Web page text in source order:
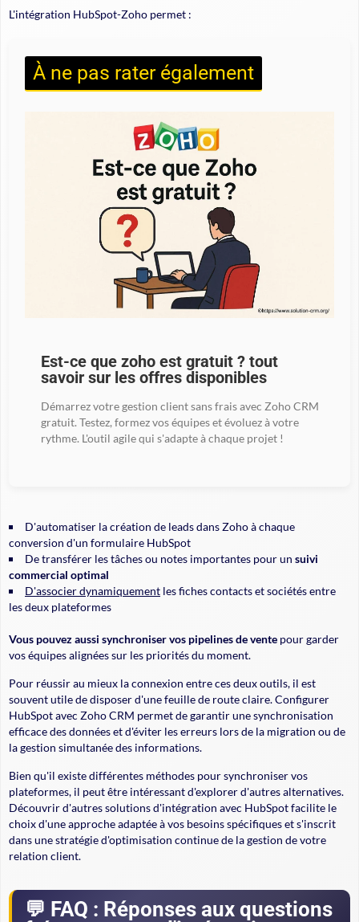
L'intégration HubSpot-Zoho permet :
À ne pas rater également
Est-ce que zoho est gratuit ? tout
savoir sur les offres disponibles
Démarrez votre gestion client sans frais avec Zoho CRM
gratuit. Testez, formez vos équipes et évoluez à votre
rythme. L'outil agile qui s'adapte à chaque projet !
D'automatiser la création de leads dans Zoho à chaque
conversion d'un formulaire HubSpot
De transférer les tâches ou notes importantes pour un suivi
commercial optimal
D'associer dynamiquement les fiches contacts et sociétés entre
les deux plateformes
Vous pouvez aussi synchroniser vos pipelines de vente pour garder
vos équipes alignées sur les priorités du moment.
Pour réussir au mieux la connexion entre ces deux outils, il est
souvent utile de disposer d'une feuille de route claire. Configurer
HubSpot avec Zoho CRM permet de garantir une synchronisation
efficace des données et d'éviter les erreurs lors de la migration ou de
la gestion simultanée des informations.
Bien qu'il existe différentes méthodes pour synchroniser vos
plateformes, il peut être intéressant d'explorer d'autres alternatives.
Découvrir d'autres solutions d'intégration avec HubSpot facilite le
choix d'une approche adaptée à vos besoins spécifiques et s'inscrit
dans une stratégie d'optimisation continue de la gestion de votre
relation client.
FAQ : Réponses aux questions